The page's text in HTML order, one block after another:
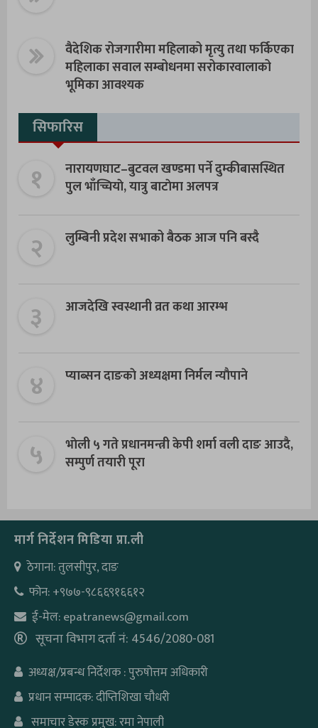
वैदेशिक रोजगारीमा महिलाको मृत्यु तथा फर्किएका
महिलाका सवाल सम्बोधनमा सरोकारवालाको
भूमिका आवश्यक
सिफारिस
१
नारायणघाट–बुटवल खण्डमा पर्ने दुम्कीबासस्थित
पुल भाँच्चियाे, यात्रु बाटाेमा अलपत्र
२ लुम्बिनी प्रदेश सभाको बैठक आज पनि बस्दै
३ आजदेखि स्वस्थानी व्रत कथा आरम्भ
४ प्याब्सन दाङकाे अध्यक्षमा निर्मल न्याैपाने
५
भाेली ५ गते प्रधानमन्त्री केपी शर्मा वली दाङ आउदै,
सम्पुर्ण तयारी पूरा
मार्ग निर्देशन मिडिया प्रा.ली
ठेगाना: तुलसीपुर, दाङ
फोन: +९७७-९८६६९१६६१२
ई-मेल: epatranews@gmail.com
सूचना विभाग दर्ता नं: 4546/2080-081
अध्यक्ष/प्रबन्ध निर्देशक : पुरुषोत्तम अधिकारी
प्रधान सम्पादक: दीप्तिशिखा चौधरी
समाचार डेस्क प्रमुख: रमा नेपाली